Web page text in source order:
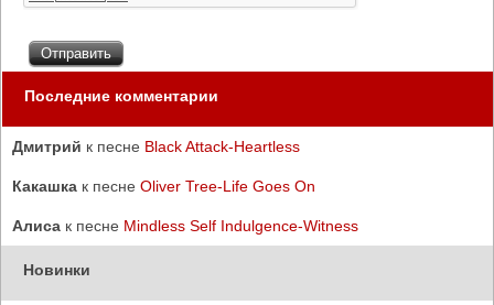
Последние комментарии
Дмитрий к песне Black Attack-Heartless
Какашка к песне Oliver Tree-Life Goes On
Алиса к песне Mindless Self Indulgence-Witness
Новинки